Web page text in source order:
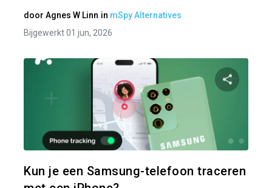
door Agnes W Linn in mSpy Alternatives
Bijgewerkt 01 jun, 2026
Kun je een Samsung-telefoon traceren